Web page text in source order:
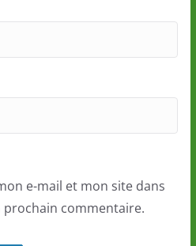
e-mail et mon site dans
commentaire.